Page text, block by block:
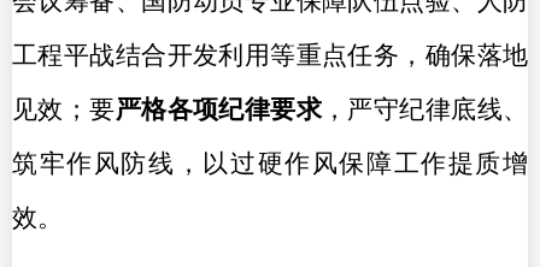
工程平战结合开发利用等重点任务，确保落地
见效；要严格各项纪律要求，严守纪律底线、
筑牢作风防线，以过硬作风保障工作提质增
效。